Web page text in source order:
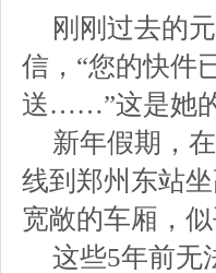
刚刚过去的
信，“您的快件
送……”这是她
新年假期，
线到郑州东站
宽敞的车厢，
这些5年前无